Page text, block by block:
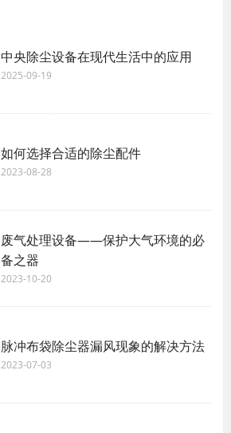
中央除尘设备在现代生活中的应用
2025-09-19
如何选择合适的除尘配件
2023-08-28
废气处理设备——保护大气环境的必
备之器
2023-10-20
脉冲布袋除尘器漏风现象的解决方法
2023-07-03